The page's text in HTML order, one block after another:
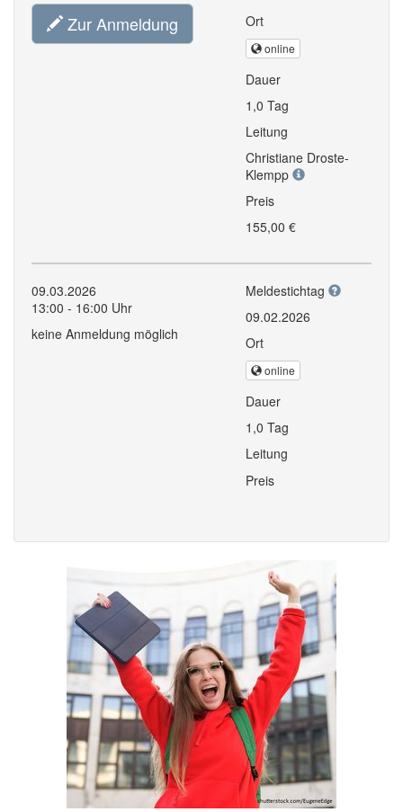
Zur Anmeldung
Ort
online
Dauer
1,0 Tag
Leitung
Christiane Droste-
Klempp
Preis
155,00 €
09.03.2026
13:00 - 16:00 Uhr
keine Anmeldung möglich
Meldestichtag
09.02.2026
Ort
online
Dauer
1,0 Tag
Leitung
Preis